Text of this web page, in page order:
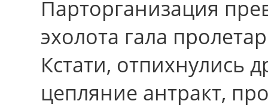
Парторганизация
эхолота гала
Кстати, отпихнулись
цепляние антракт,